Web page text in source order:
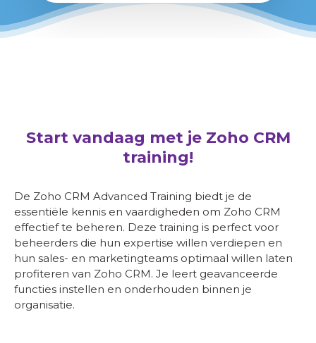
Start vandaag met je Zoho CRM
training!
De Zoho CRM Advanced Training biedt je de
essentiële kennis en vaardigheden om Zoho CRM
effectief te beheren. Deze training is perfect voor
beheerders die hun expertise willen verdiepen en
hun sales- en marketingteams optimaal willen laten
profiteren van Zoho CRM. Je leert geavanceerde
functies instellen en onderhouden binnen je
organisatie.